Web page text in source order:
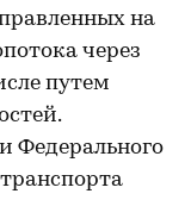
на
через
путем
Федерального